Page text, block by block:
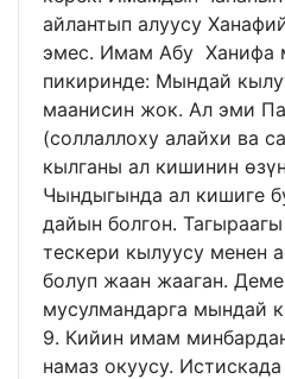
айлантып алуусу
эмес. Имам Абу Ханифа
пикиринде: Мындай
маанисин жок. Ал эми
(соллаллоху алайхи ва
кылганы ал кишинин
Чындыгында ал кишиге
дайын болгон.
тескери кылуусу менен
болуп жаан жааган.
мусулмандарга мындай
9. Кийин имам
намаз окуусу.